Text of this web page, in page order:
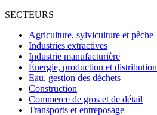
SECTEURS
Agriculture, sylviculture et pêche
Industries extractives
Industrie manufacturière
Énergie, production et distribution
Eau, gestion des déchets
Construction
Commerce de gros et de détail
Transports et entreposage